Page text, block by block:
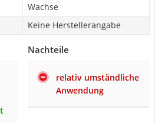
Wachse
Keine Herstellerangabe
Nachteile
relativ umständliche
Anwendung